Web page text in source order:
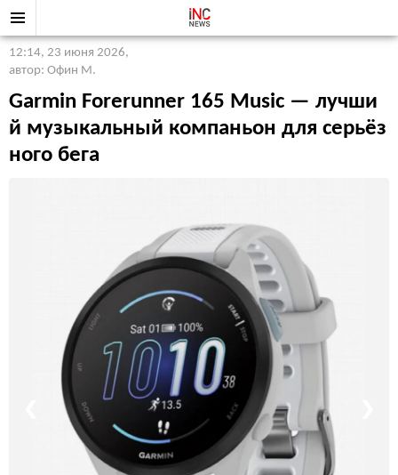
12:14, 23 июня 2026,
автор: Офин М.
Garmin Forerunner 165 Music — лучши
й музыкальный компаньон для серьёз
ного бега